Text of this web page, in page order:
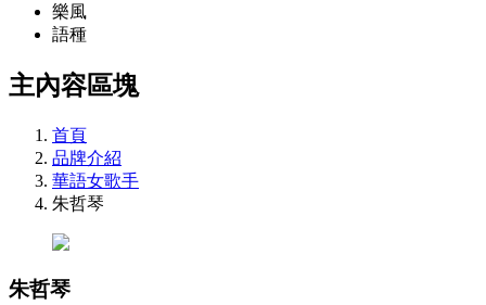
樂風
語種
主內容區塊
首頁
品牌介紹
華語女歌手
朱哲琴
朱哲琴